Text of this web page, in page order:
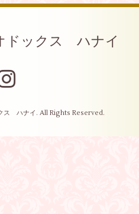
ックス ハナイ
ス ハナイ. All Rights Reserved.